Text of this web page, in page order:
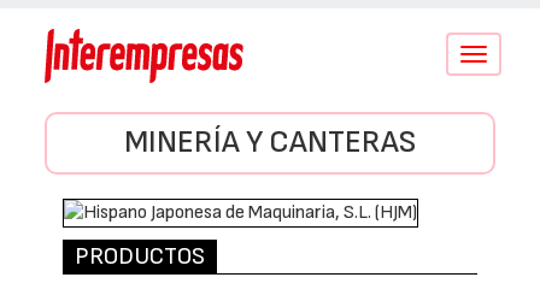
Conmutar
MINERÍA Y CANTERAS
PRODUCTOS